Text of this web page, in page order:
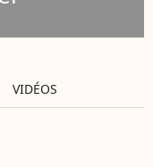
VIDÉOS